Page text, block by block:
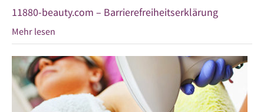
11880-beauty.com – Barrierefreiheitserklärung
Mehr lesen